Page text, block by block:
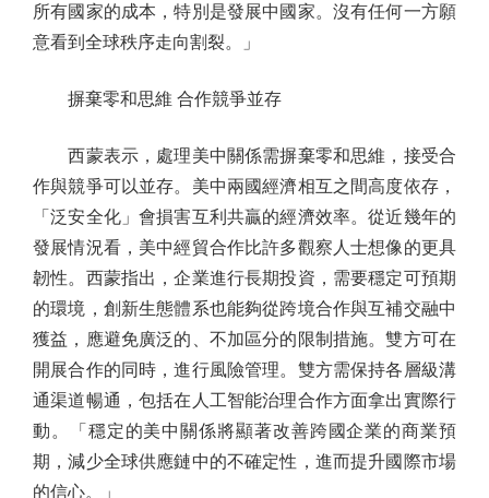
所有國家的成本，特別是發展中國家。沒有任何一方願
意看到全球秩序走向割裂。」
摒棄零和思維 合作競爭並存
西蒙表示，處理美中關係需摒棄零和思維，接受合
作與競爭可以並存。美中兩國經濟相互之間高度依存，
「泛安全化」會損害互利共贏的經濟效率。從近幾年的
發展情況看，美中經貿合作比許多觀察人士想像的更具
韌性。西蒙指出，企業進行長期投資，需要穩定可預期
的環境，創新生態體系也能夠從跨境合作與互補交融中
獲益，應避免廣泛的、不加區分的限制措施。雙方可在
開展合作的同時，進行風險管理。雙方需保持各層級溝
通渠道暢通，包括在人工智能治理合作方面拿出實際行
動。「穩定的美中關係將顯著改善跨國企業的商業預
期，減少全球供應鏈中的不確定性，進而提升國際市場
的信心。」